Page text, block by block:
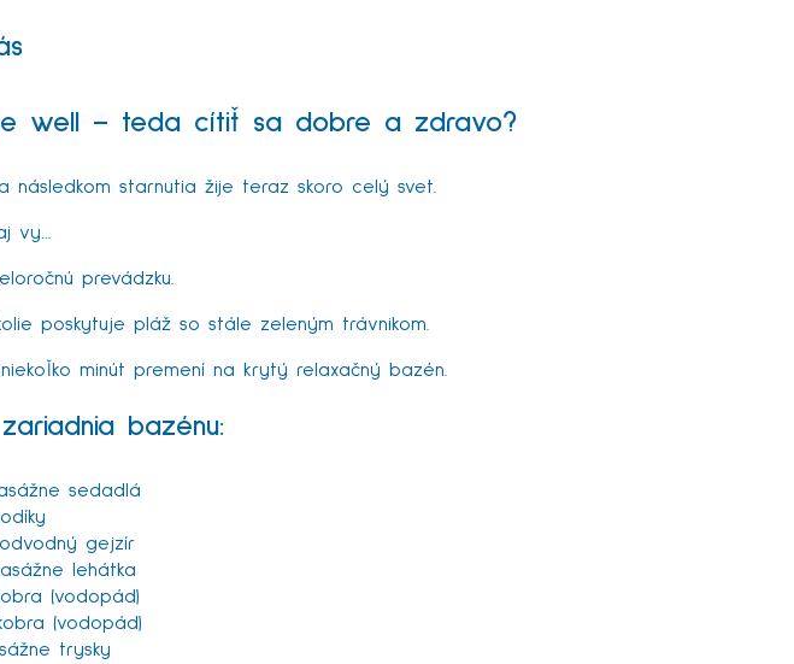
well – teda cítiť sa dobre a zdravo?
následkom starnutia žije teraz skoro celý svet.
vy…
prevádzku.
poskytuje pláž so stále zeleným trávnikom.
minút premení na krytý relaxačný bazén.
bazénu:
sedadlá
gejzír
lehátka
(vodopád)
(vodopád)
trysky